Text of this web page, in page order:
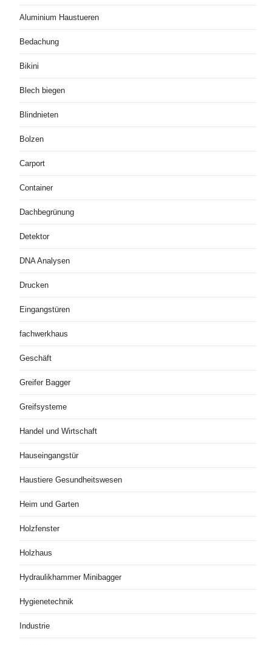
Aluminium Haustueren
Bedachung
Bikini
Blech biegen
Blindnieten
Bolzen
Carport
Container
Dachbegrünung
Detektor
DNA Analysen
Drucken
Eingangstüren
fachwerkhaus
Geschäft
Greifer Bagger
Greifsysteme
Handel und Wirtschaft
Hauseingangstür
Haustiere Gesundheitswesen
Heim und Garten
Holzfenster
Holzhaus
Hydraulikhammer Minibagger
Hygienetechnik
Industrie